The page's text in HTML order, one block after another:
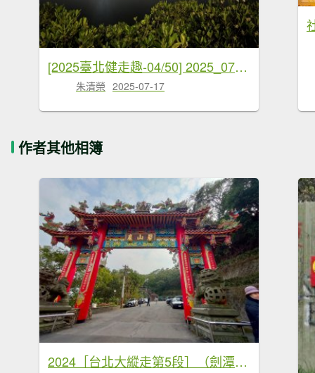
[2025臺北健走趣-04/50] 2025_0716_淡水河邊美景飽覽步道
朱清榮 2025-07-17
作者其他相簿
2024［台北大縱走第5段］（劍潭站~碧山巖）（2024/3/4）